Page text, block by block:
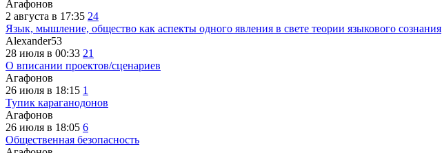
Агафонов
2 августа в 17:35 24
Язык, мышление, общество как аспекты одного явления в свете теории языкового сознания
Alexander53
28 июля в 00:33 21
О вписании проектов/сценариев
Агафонов
26 июля в 18:15 1
Тупик караганодонов
Агафонов
26 июля в 18:05 6
Общественная безопасность